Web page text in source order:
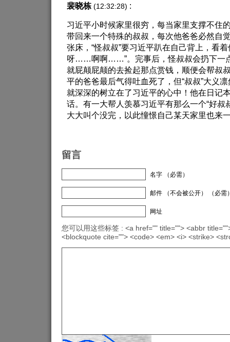
裴晓栋 (12:32:28) :
习近平小时候家里很穷，每当家里支撑不住
带回来一个特殊的叔叔，每次他爸爸必然自
张床，“怪叔叔”要习近平趴在自己背上，看
呀……啊啊……”。完事后，怪叔叔会扔下一
就屁颠屁颠的去捡起那点赏钱，顺便会帮叔
平的爸爸最后气得吐血死了，但“叔叔”大义
就深深的树立在了习近平的心中！他在日记
话。有一大帮人羡慕习近平有那么一个“好叔
大大叫个没完，以此憧憬自己某天家里也来
留言
名字 （必需）
邮件 （不会被公开） （必需
网址
您可以用这些标签 : <a href="" title=""> <abbr
<blockquote cite=""> <code> <em> <i> <strike>